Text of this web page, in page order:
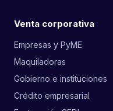
Venta corporativa
Empresas y PyME
Maquiladoras
Gobierno e instituciones
Crédito empresarial